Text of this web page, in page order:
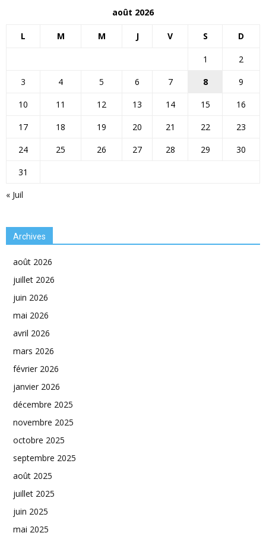
août 2026
L M M J V S D
« Juil
1
2
3
4 5 6 7 8
9
10
11 12 13 14 15
16
17
18 19 20 21 22
23
24
25 26 27 28 29
30
31
Archives
août 2026
juillet 2026
juin 2026
mai 2026
avril 2026
mars 2026
février 2026
janvier 2026
décembre 2025
novembre 2025
octobre 2025
septembre 2025
août 2025
juillet 2025
juin 2025
mai 2025